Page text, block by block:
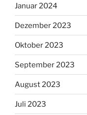
Januar 2024
Dezember 2023
Oktober 2023
September 2023
August 2023
Juli 2023